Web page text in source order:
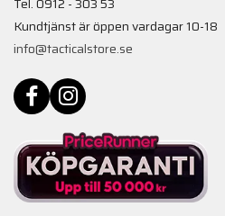
Kundtjänst är öppen vardagar 10-18
info@tacticalstore.se